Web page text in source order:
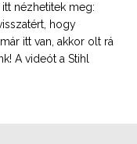
nézhetitek meg:
hogy
itt van, akkor olt rá
A videót a Stihl